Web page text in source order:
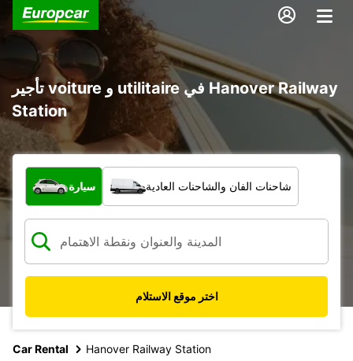
تأجير voiture و utilitaire في Hanover Railway
Station
ما نوع المركبة؟
سيارة شاحنات الفان والشاحنات العادية
اختر موقع الاستلام
Car Rental Hanover Railway Station